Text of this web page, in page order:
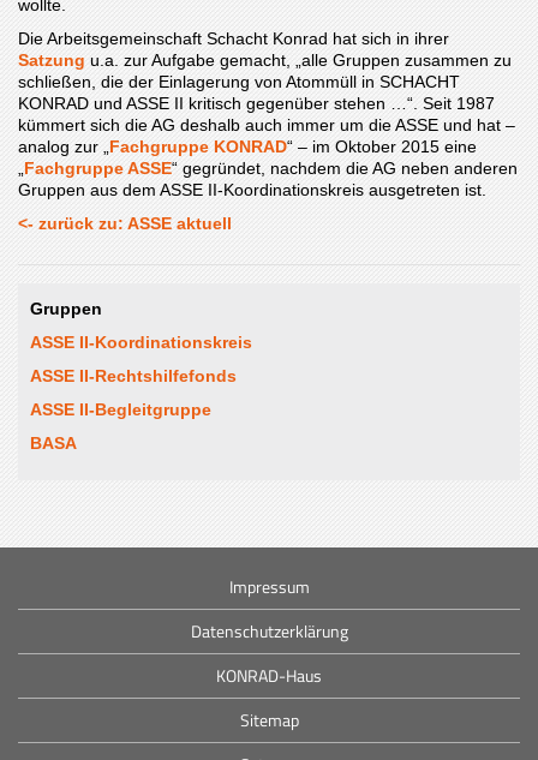
Gruppen
ASSE II-Koordinationskreis
ASSE II-Rechtshilfefonds
ASSE II-Begleitgruppe
BASA
wollte.
Die Arbeitsgemeinschaft Schacht Konrad hat sich in ihrer
Satzung u.a. zur Aufgabe gemacht, „alle Gruppen zusammen zu
schließen, die der Einlagerung von Atommüll in SCHACHT
KONRAD und ASSE II kritisch gegenüber stehen …“. Seit 1987
kümmert sich die AG deshalb auch immer um die ASSE und hat –
analog zur „ Fachgruppe KONRAD“ – im Oktober 2015 eine
Fachgruppe ASSE“ gegründet, nachdem die AG neben anderen
Gruppen aus dem ASSE II-Koordinationskreis ausgetreten ist.
<- zurück zu: ASSE aktuell
Impressum
Datenschutzerklärung
KONRAD-Haus
Sitemap